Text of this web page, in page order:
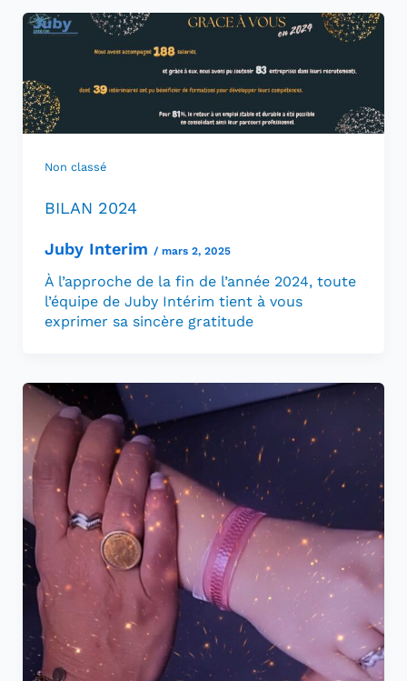
Non classé
BILAN 2024
Juby Interim / mars 2, 2025
À l’approche de la fin de l’année 2024, toute
l’équipe de Juby Intérim tient à vous
exprimer sa sincère gratitude